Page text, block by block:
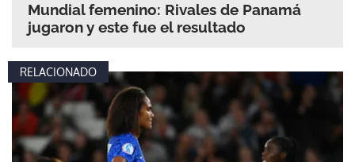
Mundial femenino: Rivales de Panamá
jugaron y este fue el resultado
RELACIONADO